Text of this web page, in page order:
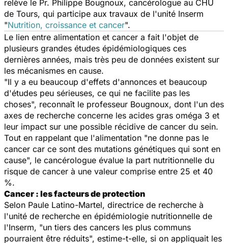
relève le Pr. Philippe Bougnoux, cancérologue au CHU
de Tours, qui participe aux travaux de l'unité Inserm
"Nutrition, croissance et cancer".
Le lien entre alimentation et cancer a fait l'objet de
plusieurs grandes études épidémiologiques ces
dernières années, mais très peu de données existent sur
les mécanismes en cause.
"Il y a eu beaucoup d'effets d'annonces et beaucoup
d'études peu sérieuses, ce qui ne facilite pas les
choses", reconnaît le professeur Bougnoux, dont l'un des
axes de recherche concerne les acides gras oméga 3 et
leur impact sur une possible récidive de cancer du sein.
Tout en rappelant que l'alimentation "ne donne pas le
cancer car ce sont des mutations génétiques qui sont en
cause", le cancérologue évalue la part nutritionnelle du
risque de cancer à une valeur comprise entre 25 et 40
%.
Cancer : les facteurs de protection
Selon Paule Latino-Martel, directrice de recherche à
l'unité de recherche en épidémiologie nutritionnelle de
l'Inserm, "un tiers des cancers les plus communs
pourraient être réduits", estime-t-elle, si on appliquait les